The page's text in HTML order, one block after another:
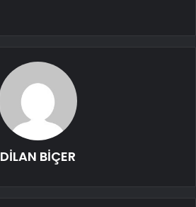
DİLAN BİÇER